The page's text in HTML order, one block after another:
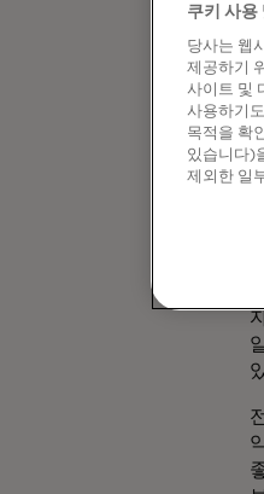
쿠키 사용
당사는 웹
제공하기
사이트 및
사용하기
목적을 확
있습니다)
제외한 일